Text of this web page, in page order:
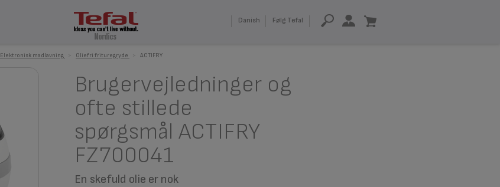
Danish Følg Tefal
Elektronisk madlavning Oliefri frituregryde ACTIFRY
Brugervejledninger og
ofte stillede
spørgsmål ACTIFRY
FZ700041
En skefuld olie er nok